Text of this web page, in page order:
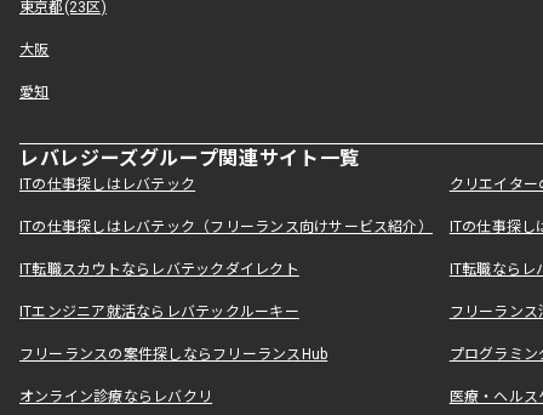
東京都(23区)
大阪
愛知
レバレジーズグループ関連サイト一覧
ITの仕事探しはレバテック クリエイタ
ITの仕事探しはレバテック（フリーランス向けサービス紹介） ITの仕事探
IT転職スカウトならレバテックダイレクト IT転職なら
ITエンジニア就活ならレバテックルーキー フリーラン
フリーランスの案件探しならフリーランスHub プログラミ
オンライン診療ならレバクリ 医療・ヘル